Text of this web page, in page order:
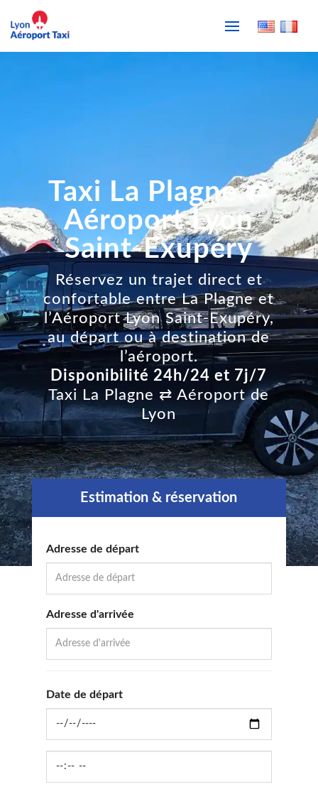
Taxi La Plagne ⇄
Aéroport Lyon
Saint-Exupéry
Réservez un trajet direct et
confortable entre La Plagne et
l’Aéroport Lyon Saint-Exupéry,
au départ ou à destination de
l’aéroport.
Disponibilité 24h/24 et 7j/7
Taxi La Plagne ⇄ Aéroport de
Lyon
Estimation & réservation
Adresse de départ
Adresse d'arrivée
Date de départ